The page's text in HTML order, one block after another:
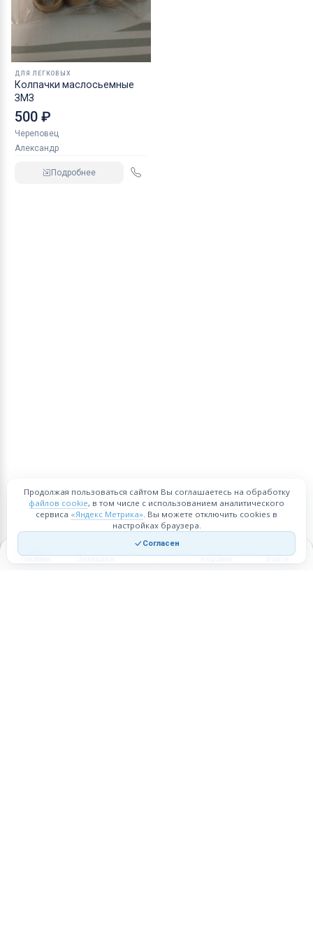
ДЛЯ ЛЕГКОВЫХ
Колпачки маслосьемные
ЗМЗ
500 ₽
Череповец
Александр
Подробнее
Главная Закладки Корзина Войти
Продолжая пользоваться сайтом Вы соглашаетесь на обработку
файлов cookie, в том числе с использованием аналитического
сервиса «Яндекс Метрика». Вы можете отключить cookies в
настройках браузера.
Согласен